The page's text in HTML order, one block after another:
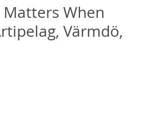
Matters When
Värmdö,